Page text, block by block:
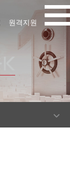
원격지원